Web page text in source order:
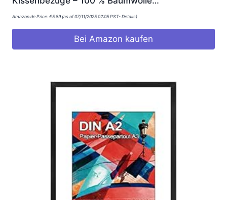
Amazon.de Price: €5.89 (as of 07/11/2025 02:05 PST- Details)
Bei Amazon kaufen